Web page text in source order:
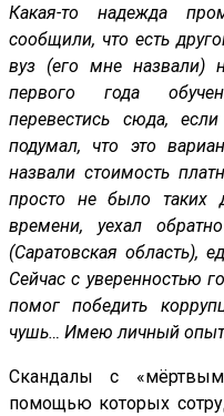
Какая-то надежда
сообщили, что есть
вуз (его мне назвали)
первого года
перевестись сюда,
подумал, что это
назвали стоимость
просто не было таких
времени, уехал
(Саратовская область),
Сейчас с уверенностью
помог победить
чушь… Имею личный
Скандалы с
помощью которых